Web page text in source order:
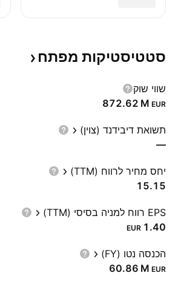
סטטיסטיקות מפתח
שווי שוק
‪872.62 M‬ EUR
תשואת דיבידנד (צוין)
—
יחס מחיר לרווח (TTM)
15.15
EPS רווח למניה בסיסי (TTM)
1.40
EUR
הכנסה נטו (FY)
‪60.86 M‬ EUR